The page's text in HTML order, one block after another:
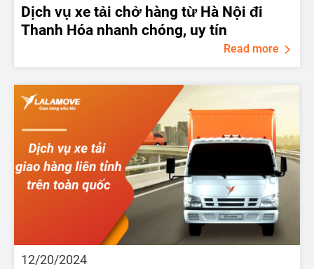
Dịch vụ xe tải chở hàng từ Hà Nội đi
Thanh Hóa nhanh chóng, uy tín
Read more
12/20/2024